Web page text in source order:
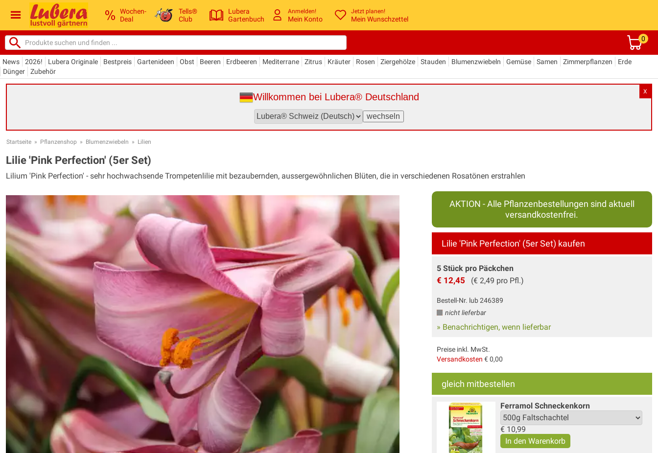
Wochen-
Deal
Tells®
Club
Lubera
Gartenbuch
Anmelden!
Mein Konto
Jetzt planen!
Mein Wunschzettel
0
News 2026! Lubera Originale Bestpreis Gartenideen Obst Beeren Erdbeeren Mediterrane Zitrus Kräuter Rosen Ziergehölze Stauden Blumenzwiebeln Gemüse Samen Zimmerpflanzen
Erde
Dünger
Zubehör
X
Willkommen bei Lubera® Deutschland
Startseite » Pflanzenshop » Blumenzwiebeln » Lilien
Lilie 'Pink Perfection' (5er Set)
Lilium 'Pink Perfection' - sehr hochwachsende Trompetenlilie mit bezaubernden, aussergewöhnlichen Blüten, die in verschiedenen Rosatönen erstrahlen
AKTION - Alle Pflanzenbestellungen sind aktuell
versandkostenfrei.
Lilie 'Pink Perfection' (5er Set) kaufen
5 Stück pro Päckchen
€ 12,45 (€ 2,49 pro Pfl.)
Bestell-Nr. lub 246389
nicht lieferbar
» Benachrichtigen, wenn lieferbar
Preise inkl. MwSt.
Versandkosten € 0,00
gleich mitbestellen
Ferramol Schneckenkorn
€ 10,99